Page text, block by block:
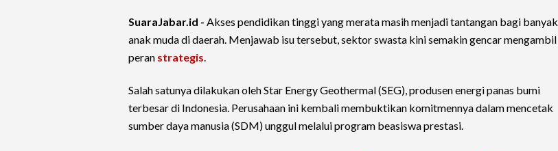
SuaraJabar.id - Akses pendidikan tinggi yang merata masih menjadi tantangan bagi banyak
anak muda di daerah. Menjawab isu tersebut, sektor swasta kini semakin gencar mengambil
peran strategis.
Salah satunya dilakukan oleh Star Energy Geothermal (SEG), produsen energi panas bumi
terbesar di Indonesia. Perusahaan ini kembali membuktikan komitmennya dalam mencetak
sumber daya manusia (SDM) unggul melalui program beasiswa prestasi.